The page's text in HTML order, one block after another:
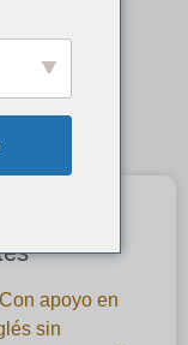
Con apoyo en
sin